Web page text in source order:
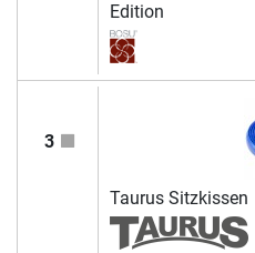
Edition
3
Taurus Sitzkissen